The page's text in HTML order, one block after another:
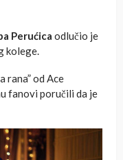
Perućica odlučio je
kolege.
rana” od Ace
fanovi poručili da je